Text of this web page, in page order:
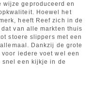
wijze geproduceerd en
Hoewel het
heeft Reef zich in de
van alle markten thuis
stoere slippers met een
Dankzij de grote
iedere voet wel een
snel een kijkje in de